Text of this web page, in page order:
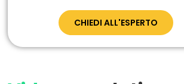
CHIEDI ALL'ESPERTO